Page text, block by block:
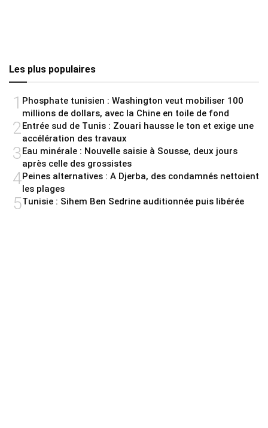
Les plus populaires
1 Phosphate tunisien : Washington veut mobiliser 100
millions de dollars, avec la Chine en toile de fond
2 Entrée sud de Tunis : Zouari hausse le ton et exige une
accélération des travaux
3Eau minérale : Nouvelle saisie à Sousse, deux jours
après celle des grossistes
4Peines alternatives : A Djerba, des condamnés nettoient
les plages
5Tunisie : Sihem Ben Sedrine auditionnée puis libérée